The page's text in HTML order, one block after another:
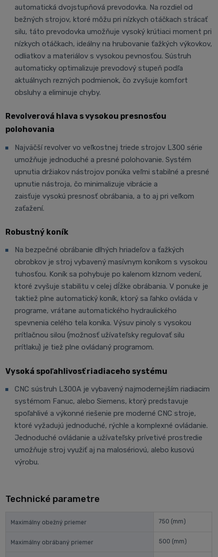
automatická dvojstupňová prevodovka. Na rozdiel od
bežných strojov, ktoré môžu pri nízkych otáčkach strácať
silu, táto prevodovka umožňuje vysoký krútiaci moment pri
nízkych otáčkach, ideálny na hrubovanie ťažkých výkovkov,
odliatkov a materiálov s vysokou pevnosťou. Sústruh
automaticky optimalizuje prevodový stupeň podľa
aktuálnych rezných podmienok, čo zvyšuje komfort
obsluhy a eliminuje chyby.
Revolverová hlava s vysokou presnosťou
polohovania
Najväčší revolver vo veľkostnej triede strojov L300 série
umožňuje jednoduché a presné polohovanie. Systém
upnutia držiakov nástrojov ponúka veľmi stabilné a presné
upnutie nástroja, čo minimalizuje vibrácie a
zaisťuje vysokú presnosť obrábania, a to aj pri veľkom
zaťažení.
Robustný koník
Na bezpečné obrábanie dlhých hriadeľov a ťažkých
obrobkov je stroj vybavený masívnym koníkom s vysokou
tuhosťou. Koník sa pohybuje po kalenom klznom vedení,
ktoré zvyšuje stabilitu v celej dĺžke obrábania. V ponuke je
taktiež plne automatický koník, ktorý sa ľahko ovláda v
programe, vrátane automatického hydraulického
spevnenia celého tela koníka. Výsuv pinoly s vysokou
prítlačnou silou (možnosť užívateľsky regulovať silu
prítlaku) je tiež plne ovládaný programom.
Vysoká spoľahlivosť riadiaceho systému
CNC sústruh L300A je vybavený najmodernejším riadiacim
systémom Fanuc, alebo Siemens, ktorý predstavuje
spoľahlivé a výkonné riešenie pre moderné CNC stroje,
ktoré vyžadujú jednoduché, rýchle a komplexné ovládanie.
Jednoduché ovládanie a užívateľsky prívetivé prostredie
umožňuje stroj využiť aj na malosériovú, alebo kusovú
výrobu.
Technické parametre
Maximálny obežný priemer 750 (mm)
Maximálny obrábaný priemer 500 (mm)